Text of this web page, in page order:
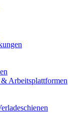
Arbeitsplattformen